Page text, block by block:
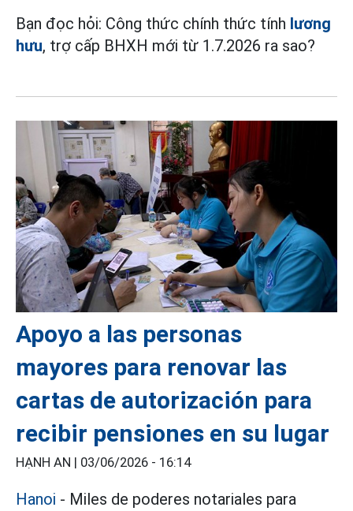
Bạn đọc hỏi: Công thức chính thức tính lương
hưu, trợ cấp BHXH mới từ 1.7.2026 ra sao?
Apoyo a las personas
mayores para renovar las
cartas de autorización para
recibir pensiones en su lugar
HẠNH AN | 03/06/2026 - 16:14
Hanoi - Miles de poderes notariales para